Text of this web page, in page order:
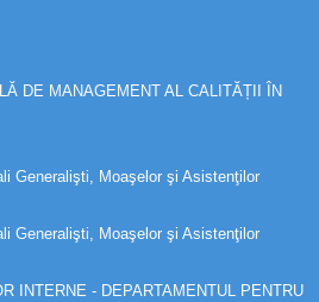
DE MANAGEMENT AL CALITĂȚII ÎN
Generalişti, Moaşelor şi Asistenţilor
Generalişti, Moaşelor şi Asistenţilor
INTERNE - DEPARTAMENTUL PENTRU